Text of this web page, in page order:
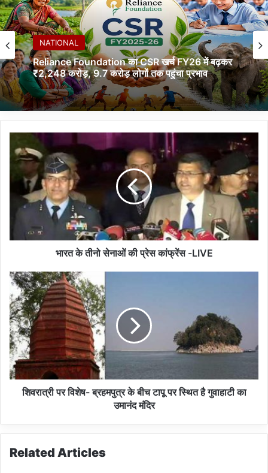
NATIONAL
JIO का नया ₹200 OTT पास लॉन्च, 15 प्रीमियम OTT
और 1000+ लाइव टीवी चैनल एक ही पैक में
ओं
स
कां
फ्रें
स
-
L
I
V
E
भारत के तीनो सेनाओं की प्रेस कांफ्रेंस -LIVE
शि
रा
त्री
प
र
वि
शे
ष
त्र
शिवरात्री पर विशेष- ब्रहमपुत्र के बीच टापू पर स्थित है गुवाहाटी का
उमानंद मंदिर
Related Articles